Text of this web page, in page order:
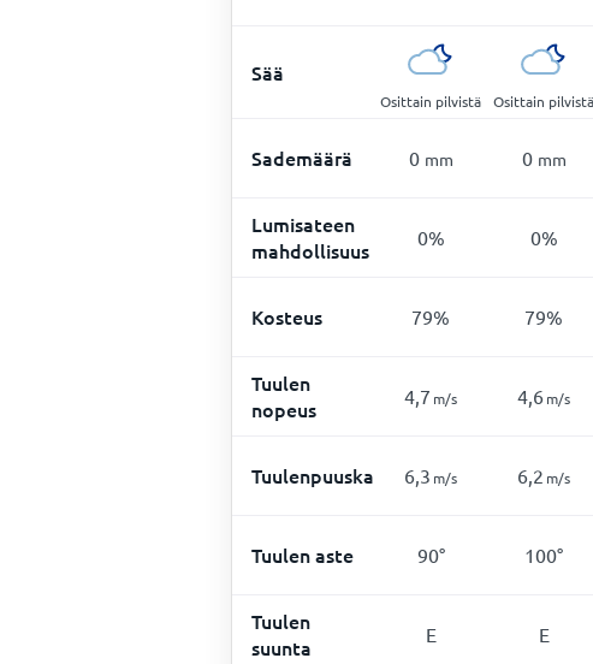
Sää
Osittain pilvistä Osittain pilvistä
Sademäärä 0 mm 0 mm
Lumisateen
mahdollisuus
0% 0%
Kosteus 79% 79%
Tuulen
nopeus
4,7 m/s 4,6m/s
Tuulenpuuska 6,3 m/s 6,2 m/s
Tuulen aste 90° 100°
Tuulen
suunta
E E